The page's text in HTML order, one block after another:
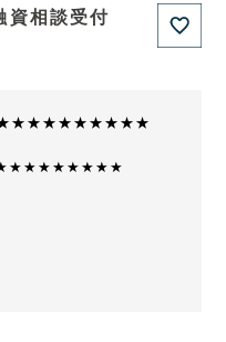
資相談受付